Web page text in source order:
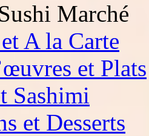
Marché
A la Carte
et Plats
Sashimi
et Desserts